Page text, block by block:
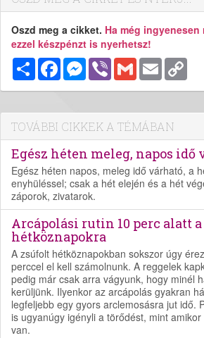
Oszd meg a cikket. Ha még
ezzel készpénzt is nyerhetsz!
MegosztásFacebookMessenger
Viber Gmail Email
TOVÁBBI CIKKEK A TÉMÁBAN
Egész héten meleg, napos idő
Egész héten napos, meleg idő várható, a
enyhüléssel; csak a hét elején és a hét
záporok, zivatarok.
Arcápolási rutin 10 perc alatt
hétköznapokra
A zsúfolt hétköznapokban sokszor úgy
perccel el kell számolnunk. A reggelek
pedig már csak arra vágyunk, hogy minél
kerüljünk. Ilyenkor az arcápolás gyakran
legfeljebb egy gyors arclemosásra jut idő.
is ugyanúgy igényli a törődést, mint
van.